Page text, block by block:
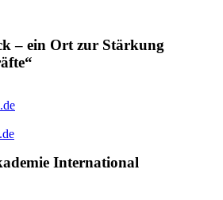
– ein Ort zur Stärkung
International